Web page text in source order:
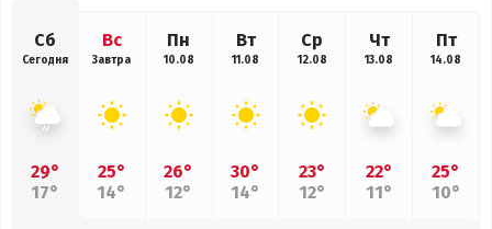
Сб
Сегодня
29°
17°
Вс
Завтра
25°
14°
Пн
10.08
26°
12°
Вт
11.08
30°
14°
Ср
12.08
23°
12°
Чт
13.08
22°
11°
Пт
14.08
25°
10°